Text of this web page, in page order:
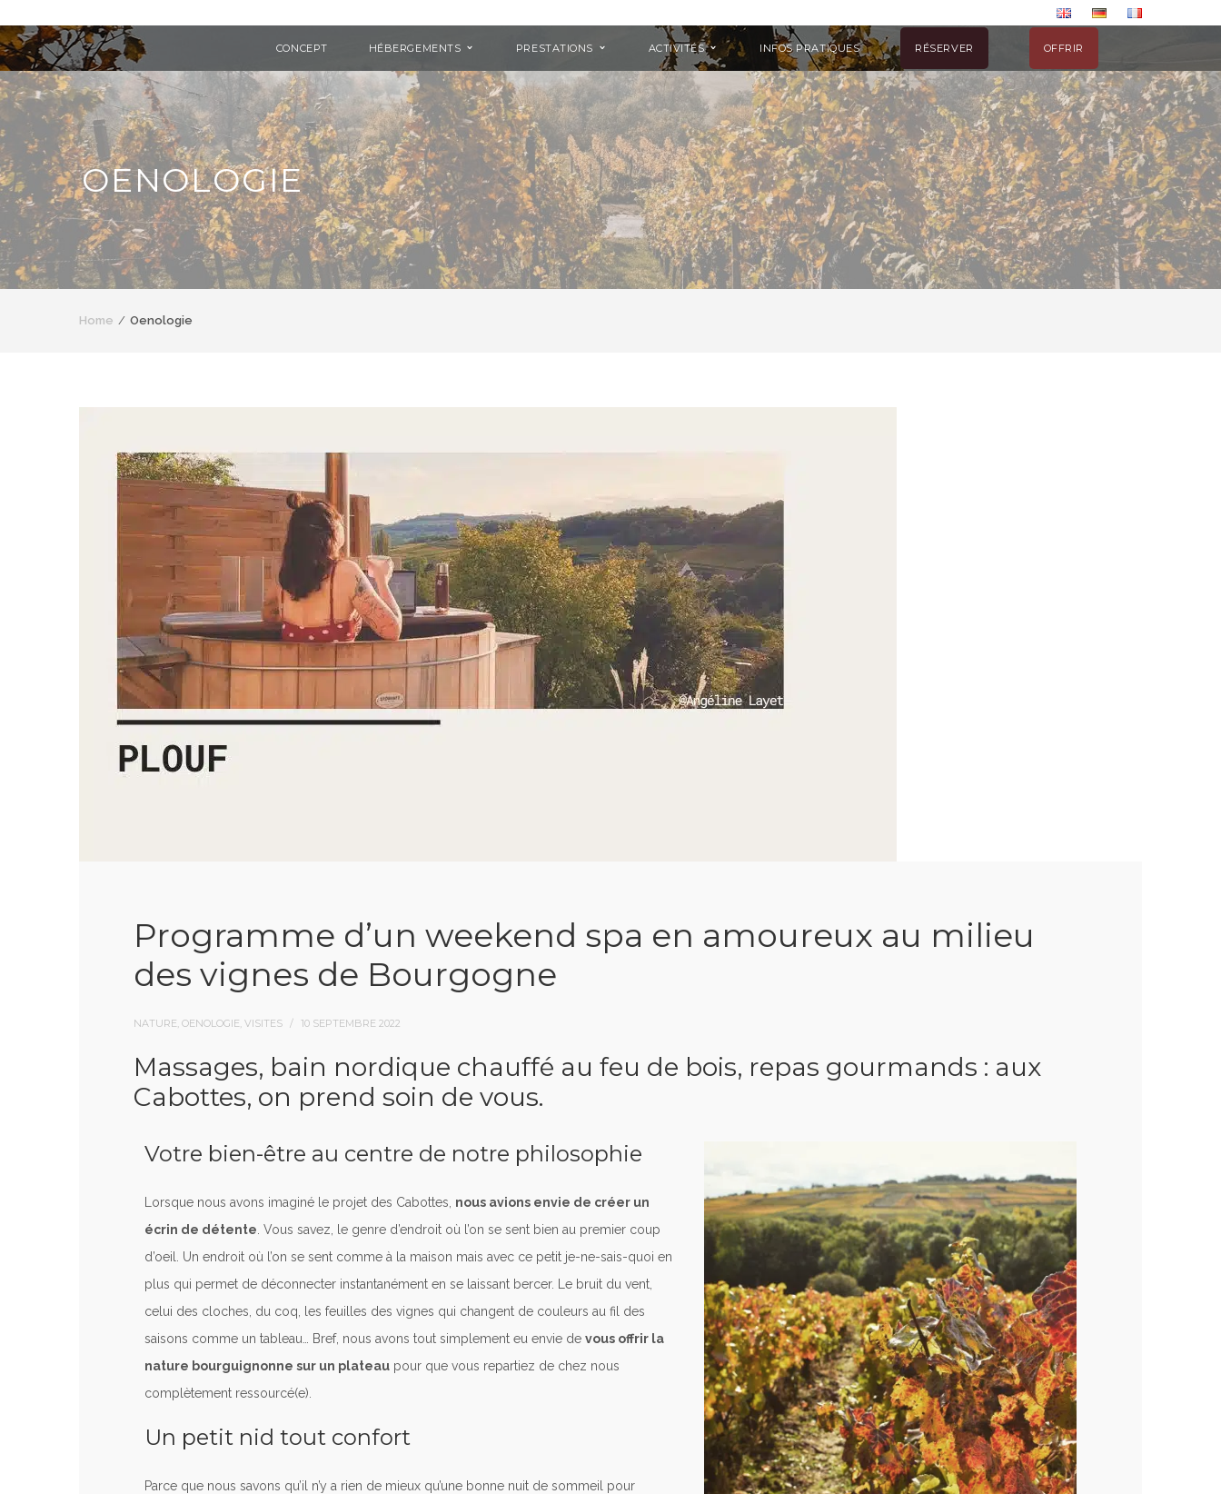
CONCEPT HÉBERGEMENTS PRESTATIONS ACTIVITÉS INFOS PRATIQUES RÉSERVER OFFRIR
OENOLOGIE
Home Oenologie
Programme d’un weekend spa en amoureux au milieu
des vignes de Bourgogne
NATURE, OENOLOGIE, VISITES 10 SEPTEMBRE 2022
Massages, bain nordique chauffé au feu de bois, repas gourmands : aux
Cabottes, on prend soin de vous.
Votre bien-être au centre de notre philosophie
Lorsque nous avons imaginé le projet des Cabottes, nous avions envie de créer un
écrin de détente . Vous savez, le genre d’endroit où l’on se sent bien au premier coup
d’oeil. Un endroit où l’on se sent comme à la maison mais avec ce petit je-ne-sais-quoi en
plus qui permet de déconnecter instantanément en se laissant bercer. Le bruit du vent,
celui des cloches, du coq, les feuilles des vignes qui changent de couleurs au fil des
saisons comme un tableau… Bref, nous avons tout simplement eu envie de vous offrir la
nature bourguignonne sur un plateau pour que vous repartiez de chez nous
complètement ressourcé(e).
Un petit nid tout confort
Parce que nous savons qu’il n’y a rien de mieux qu’une bonne nuit de sommeil pour